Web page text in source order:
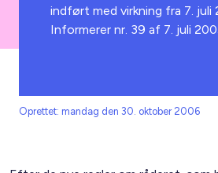
indført med virkning fra 7. juli
Informerer nr. 39 af 7. juli
Oprettet: mandag den 30. oktober 2006